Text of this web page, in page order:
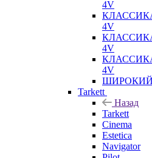
4V
КЛАССИКА
4V
КЛАССИКА
4V
КЛАССИКА
4V
ШИРОКИЙ
Tarkett
Назад
Tarkett
Cinema
Estetica
Navigator